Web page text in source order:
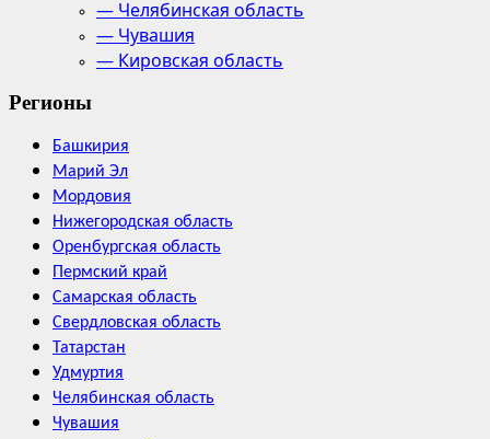
— Челябинская область
— Чувашия
— Кировская область
Регионы
Башкирия
Марий Эл
Мордовия
Нижегородская область
Оренбургская область
Пермский край
Самарская область
Свердловская область
Татарстан
Удмуртия
Челябинская область
Чувашия